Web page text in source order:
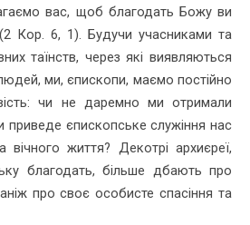
вас, щоб благодать Божу ви
Кор. 6, 1). Будучи учасниками та
таїнств, через які виявляються
ми, єпископи, маємо постійно
чи не даремно ми отримали
приведе єпископське служіння нас
життя? Декотрі архиєреї,
благодать, більше дбають про
про своє особисте спасіння та